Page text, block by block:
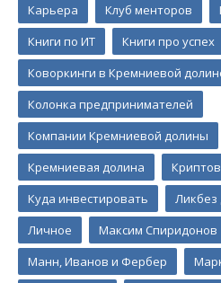
Карьера
Клуб менторов
Книги по ИТ
Книги про успех
Коворкинги в Кремниевой
Колонка предпринимателей
Компании Кремниевой долины
Кремниевая долина
Куда инвестировать
Ликбез
Личное
Максим Спиридонов
Манн, Иванов и Фербер